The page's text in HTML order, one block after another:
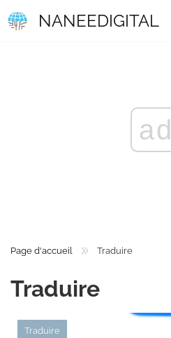
NANEEDIGITAL
ad
Page d'accueil Traduire
Traduire
Traduire